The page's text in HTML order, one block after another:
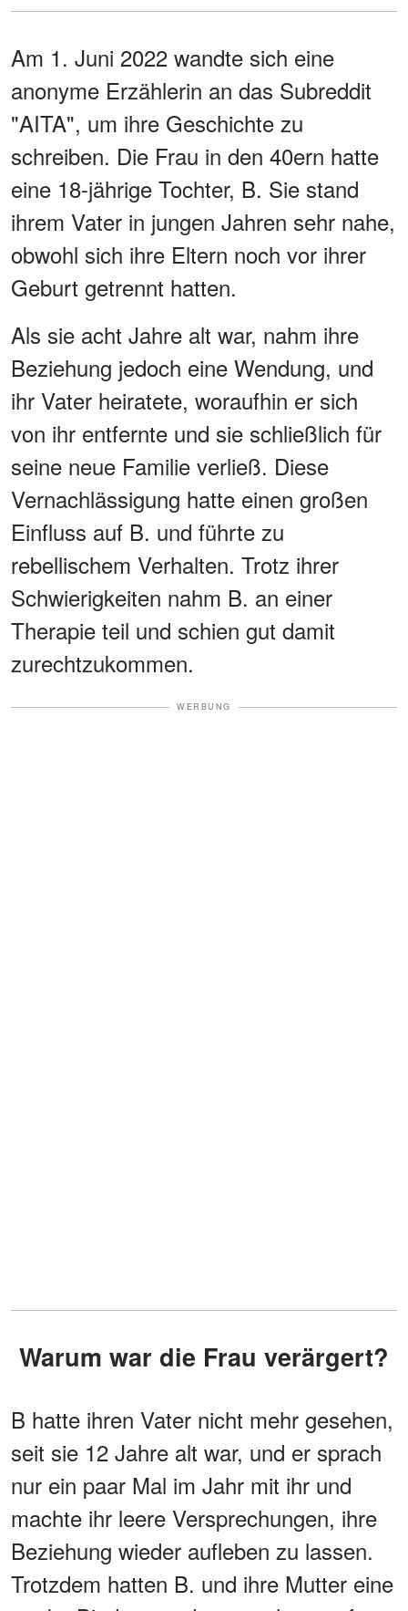
Am 1. Juni 2022 wandte sich eine
anonyme Erzählerin an das Subreddit
"AITA", um ihre Geschichte zu
schreiben. Die Frau in den 40ern hatte
eine 18-jährige Tochter, B. Sie stand
ihrem Vater in jungen Jahren sehr nahe,
obwohl sich ihre Eltern noch vor ihrer
Geburt getrennt hatten.
Als sie acht Jahre alt war, nahm ihre
Beziehung jedoch eine Wendung, und
ihr Vater heiratete, woraufhin er sich
von ihr entfernte und sie schließlich für
seine neue Familie verließ. Diese
Vernachlässigung hatte einen großen
Einfluss auf B. und führte zu
rebellischem Verhalten. Trotz ihrer
Schwierigkeiten nahm B. an einer
Therapie teil und schien gut damit
zurechtzukommen.
WERBUNG
Warum war die Frau verärgert?
B hatte ihren Vater nicht mehr gesehen,
seit sie 12 Jahre alt war, und er sprach
nur ein paar Mal im Jahr mit ihr und
machte ihr leere Versprechungen, ihre
Beziehung wieder aufleben zu lassen.
Trotzdem hatten B. und ihre Mutter eine